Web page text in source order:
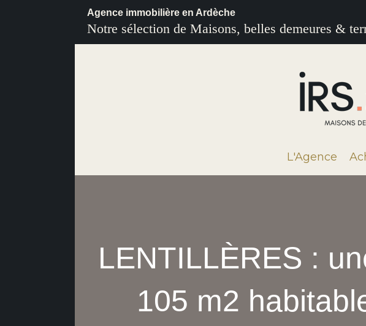
Agence immobilière en Ardèche
Notre sélection de Maisons, belles demeures &
L'Agence
LENTILLÈRES :
105 m2